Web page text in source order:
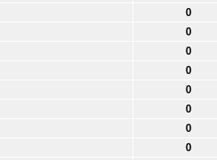
0
0
0
0
0
0
0
0